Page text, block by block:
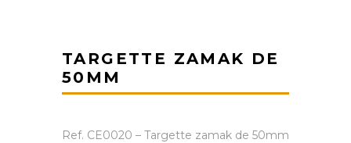
TARGETTE ZAMAK DE
50MM
Ref. CE0020 – Targette zamak de 50mm